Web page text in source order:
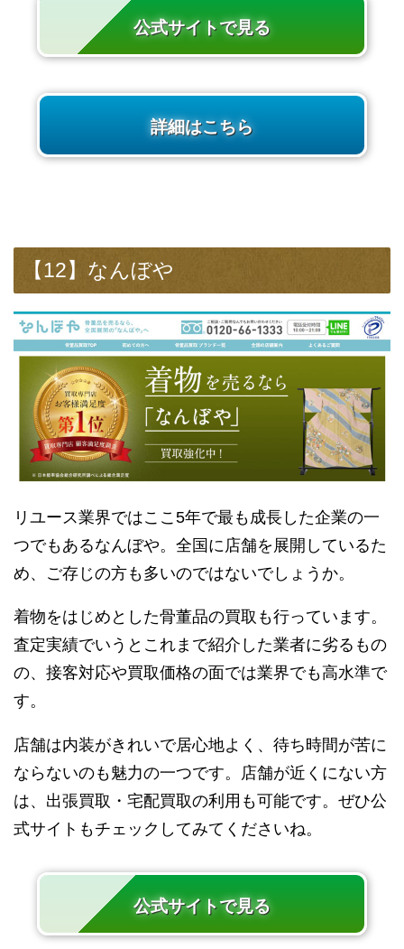
公式サイトで見る
詳細はこちら
【12】なんぼや
リユース業界ではここ5年で最も成長した企業の一
つでもあるなんぼや。全国に店舗を展開しているた
め、ご存じの方も多いのではないでしょうか。
着物をはじめとした骨董品の買取も行っています。
査定実績でいうとこれまで紹介した業者に劣るもの
の、接客対応や買取価格の面では業界でも高水準で
す。
店舗は内装がきれいで居心地よく、待ち時間が苦に
ならないのも魅力の一つです。店舗が近くにない方
は、出張買取・宅配買取の利用も可能です。ぜひ公
式サイトもチェックしてみてくださいね。
公式サイトで見る